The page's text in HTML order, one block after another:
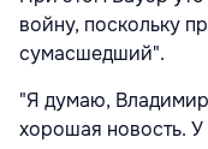
войну, поскольку
сумасшедший".
"Я думаю,
хорошая новость. У